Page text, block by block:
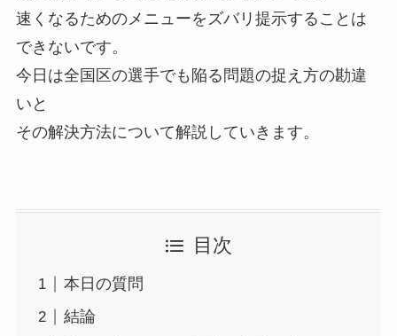
速くなるためのメニューをズバリ提示することは
できないです。
今日は全国区の選手でも陥る問題の捉え方の勘違
いと
その解決方法について解説していきます。
目次
本日の質問
結論